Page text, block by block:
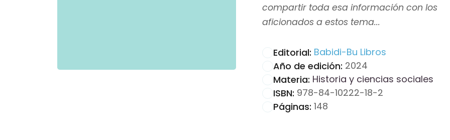
compartir toda esa información con los
aficionados a estos tema...
Editorial: Babidi-Bu Libros
Año de edición: 2024
Materia: Historia y ciencias sociales
ISBN: 978-84-10222-18-2
Páginas: 148